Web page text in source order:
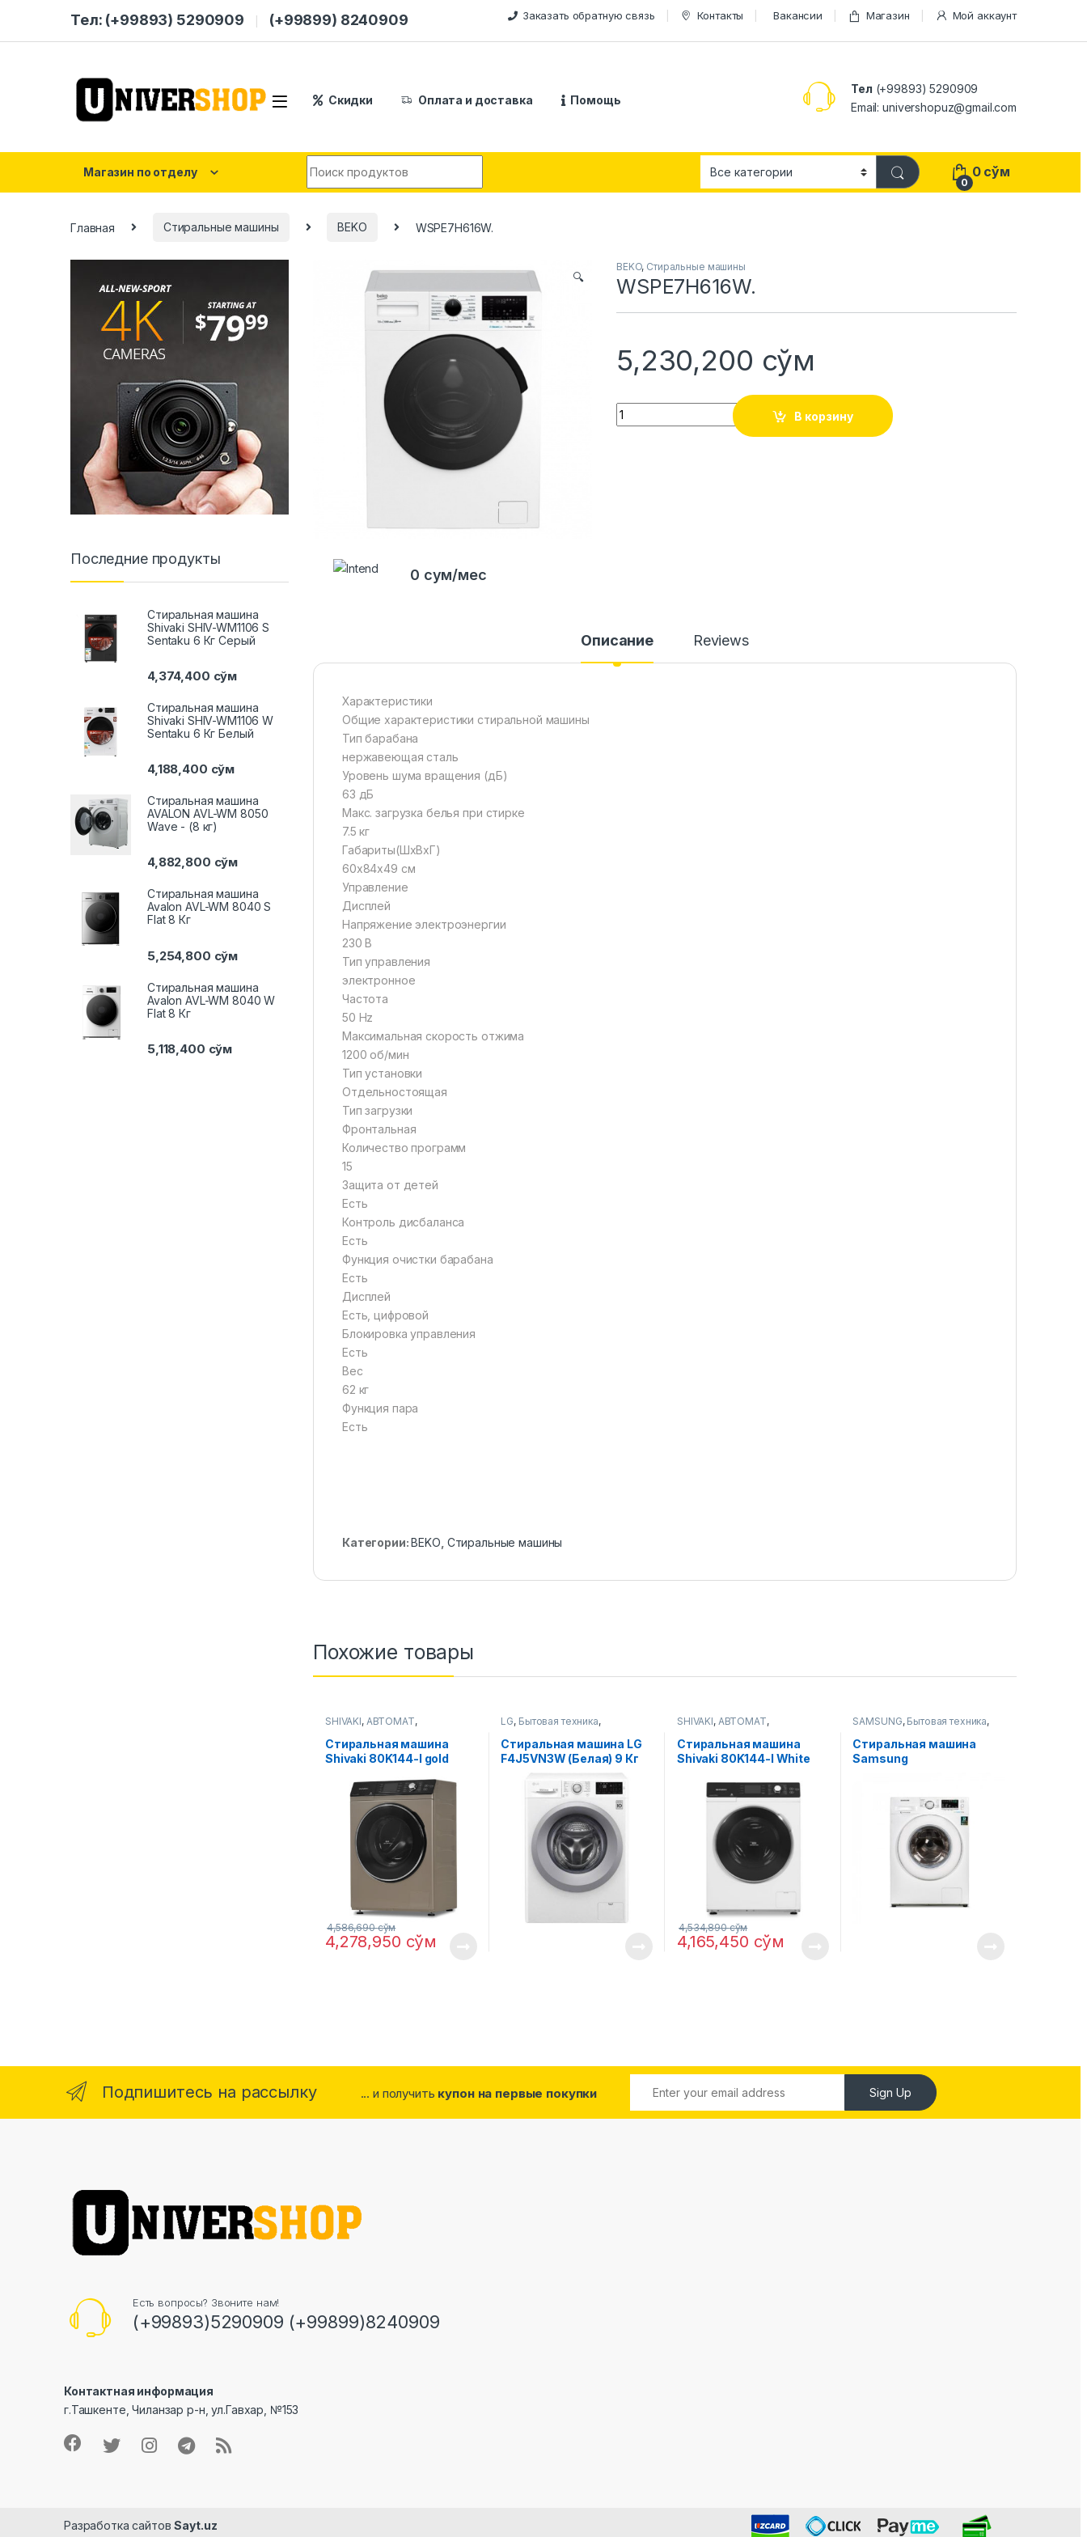
Тел: (+99893) 5290909 (+99899) 8240909 Заказать обратную связь Контакты Вакансии Магазин Мой аккаунт
Скидки Оплата и доставка Помощь
Тел (+99893) 5290909
Email: univershopuz@gmail.com
Магазин по отделу
0
0 сўм
Главная Стиральные машины BEKO WSPE7H616W.
🔍
BEKO, Стиральные машины
WSPE7H616W.
5,230,200 сўм
Quantity
В корзину
0 сум/мес
Описание Reviews
Характеристики
Общие характеристики стиральной машины
Тип барабана
нержавеющая сталь
Уровень шума вращения (дБ)
63 дБ
Макс. загрузка белья при стирке
7.5 кг
Габариты(ШхВхГ)
60x84x49 см
Управление
Дисплей
Напряжение электроэнергии
230 В
Тип управления
электронное
Частота
50 Hz
Максимальная скорость отжима
1200 об/мин
Тип установки
Отдельностоящая
Тип загрузки
Фронтальная
Количество программ
15
Защита от детей
Есть
Контроль дисбаланса
Есть
Функция очистки барабана
Есть
Дисплей
Есть, цифровой
Блокировка управления
Есть
Вес
62 кг
Функция пара
Есть
Категории:BEKO Стиральные машины
Похожие товары
SHIVAKI, АВТОМАТ,
Стиральная машина
Shivaki 80K144-I gold
4,278,950 сўм
4,586,690сўм
LG, Бытовая техника,
Стиральная машина LG
F4J5VN3W (Белая) 9 Кг
SHIVAKI, АВТОМАТ,
Стиральная машина
Shivaki 80K144-I White
4,165,450 сўм
4,534,890сўм
SAMSUNG, Бытовая техника,
Стиральная машина
Samsung
Последние продукты
Стиральная машина
Shivaki SHIV-WM1106 S
Sentaku 6 Кг Серый
4,374,400 сўм
Стиральная машина
Shivaki SHIV-WM1106 W
Sentaku 6 Кг Белый
4,188,400 сўм
Стиральная машина
AVALON AVL-WM 8050
Wave - (8 кг)
4,882,800 сўм
Стиральная машина
Avalon AVL-WM 8040 S
Flat 8 Кг
5,254,800 сўм
Стиральная машина
Avalon AVL-WM 8040 W
Flat 8 Кг
5,118,400 сўм
Подпишитесь на рассылку ... и получить купон на первые покупки Sign Up
Есть вопросы? Звоните нам!
(+99893)5290909 (+99899)8240909
Контактная информация
г.Ташкенте, Чиланзар р-н, ул.Гавхар, №153
Разработка сайтовSayt.uz